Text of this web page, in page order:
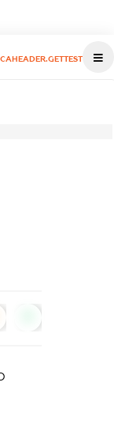
CAHEADER.GETTEST